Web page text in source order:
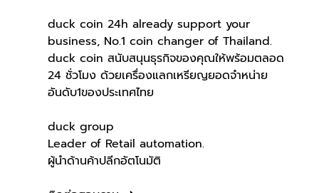
duck coin 24h already support your
business, No.1 coin changer of Thailand.
duck coin สนับสนุนธุรกิจของคุณให้พร้อมตลอด
24 ชั่วโมง ด้วยเครื่องแลกเหรียญยอดจำหน่าย
อันดับ1ของประเทศไทย
duck group
Leader of Retail automation.
ผู้นำด้านค้าปลีกอัตโนมัติ